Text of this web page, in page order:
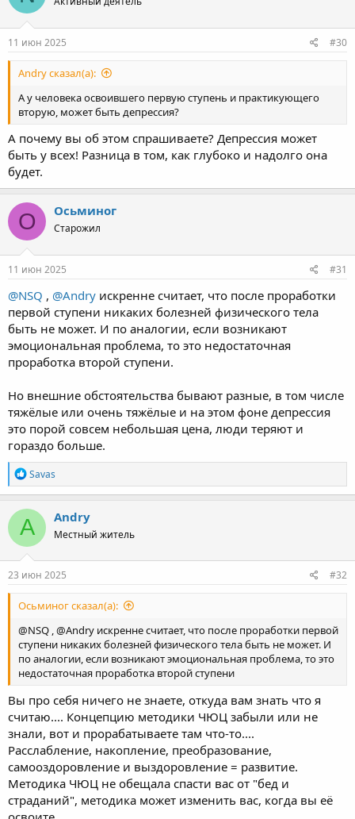
i
o
n
s
11 июн 2025 #30
Andry сказал(а):
А у человека освоившего первую ступень и практикующего
вторую, может быть депрессия?
А почему вы об этом спрашиваете? Депрессия может
быть у всех! Разница в том, как глубоко и надолго она
будет.
О Осьминог
Старожил
11 июн 2025 #31
@NSQ , @Andry искренне считает, что после проработки
первой ступени никаких болезней физического тела
быть не может. И по аналогии, если возникают
эмоциональная проблема, то это недостаточная
проработка второй ступени.
Но внешние обстоятельства бывают разные, в том числе
тяжёлые или очень тяжёлые и на этом фоне депрессия
это порой совсем небольшая цена, люди теряют и
гораздо больше.
R
e
a
c
t
o
n
s
Savas
A Andry
Местный житель
23 июн 2025 #32
Осьминог сказал(а):
@NSQ , @Andry искренне считает, что после проработки первой
ступени никаких болезней физического тела быть не может. И
по аналогии, если возникают эмоциональная проблема, то это
недостаточная проработка второй ступени
Вы про себя ничего не знаете, откуда вам знать что я
считаю.... Концепцию методики ЧЮЦ забыли или не
знали, вот и прорабатываете там что-то....
Расслабление, накопление, преобразование,
самооздоровление и выздоровление = развитие.
Методика ЧЮЦ не обещала спасти вас от "бед и
страданий", методика может изменить вас, когда вы её